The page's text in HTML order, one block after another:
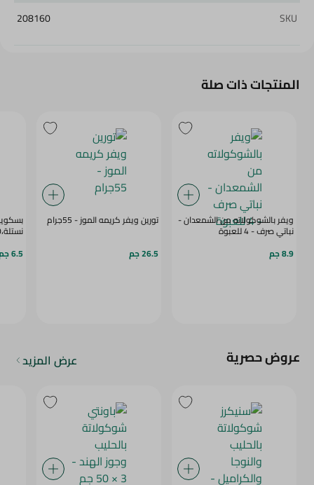
SKU
208160
المنتجات ذات صلة
ويفر بالشوكولاته من الشمعدان -
نباتي صرف - 4 للعبوة
8.9 جم
تورين ويفر كريمه الموز - 55جرام
26.5 جم
نستلة،30جم
6.5 جم
عروض حصرية عرض المزيد